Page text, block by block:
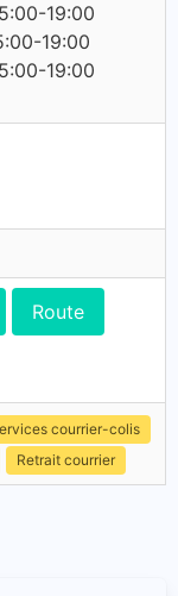
19:00
19:00
19:00
Route
courrier-colis
Retrait courrier